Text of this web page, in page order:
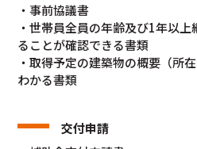
・事前協議書
・世帯員全員の年齢及び1年以
ることが確認できる書類
・取得予定の建築物の概要（所
わかる書類
交付申請